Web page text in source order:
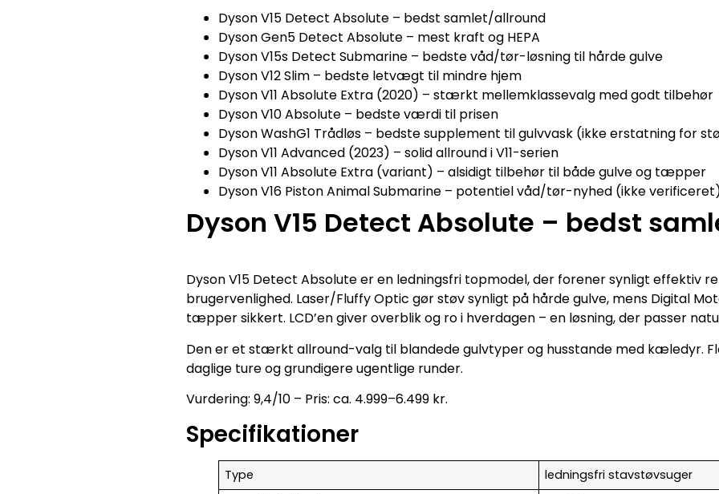
Dyson V15 Detect Absolute – bedst samlet/allround
Dyson Gen5 Detect Absolute – mest kraft og HEPA
Dyson V15s Detect Submarine – bedste våd/tør-løsning til hårde gulve
Dyson V12 Slim – bedste letvægt til mindre hjem
Dyson V11 Absolute Extra (2020) – stærkt mellemklassevalg med godt tilbehør
Dyson V10 Absolute – bedste værdi til prisen
Dyson WashG1 Trådløs – bedste supplement til gulvvask (ikke erstatning for
Dyson V11 Advanced (2023) – solid allround i V11-serien
Dyson V11 Absolute Extra (variant) – alsidigt tilbehør til både gulve og tæpper
Dyson V16 Piston Animal Submarine – potentiel våd/tør-nyhed (ikke
Dyson V15 Detect Absolute – bedst
Dyson V15 Detect Absolute er en ledningsfri topmodel, der forener synligt effektiv
brugervenlighed. Laser/Fluffy Optic gør støv synligt på hårde gulve, mens Digital
tæpper sikkert. LCD’en giver overblik og ro i hverdagen – en løsning, der passer
Den er et stærkt allround-valg til blandede gulvtyper og husstande med kæledyr.
daglige ture og grundigere ugentlige runder.
Vurdering: 9,4/10 – Pris: ca. 4.999–6.499 kr.
Specifikationer
Type
ledningsfri stavstøvsuger